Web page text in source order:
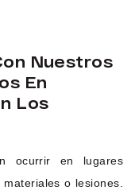
Nuestros
En
Los
ocurrir en lugares
o lesiones.